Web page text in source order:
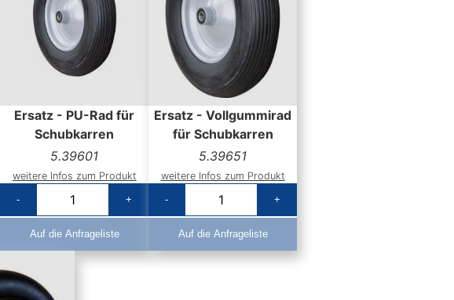
Ersatz - PU-Rad für
Schubkarren
5.39601
weitere Infos zum Produkt
-
+
Auf die Anfrageliste
Ersatz - Vollgummirad
für Schubkarren
5.39651
weitere Infos zum Produkt
-
+
Auf die Anfrageliste